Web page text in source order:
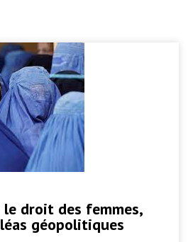
droit des femmes,
géopolitiques